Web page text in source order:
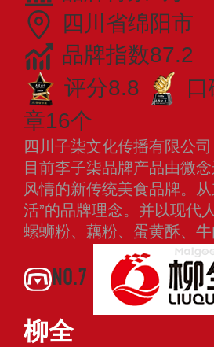
四川省绵阳市
品牌指数87.2
评分8.8
章16个
四川子柒文化传播有限公
目前李子柒品牌产品由微
风情的新传统美食品牌。
活”的品牌理念。并以现代
螺蛳粉、藕粉、蛋黄酥、
NO.7
柳全